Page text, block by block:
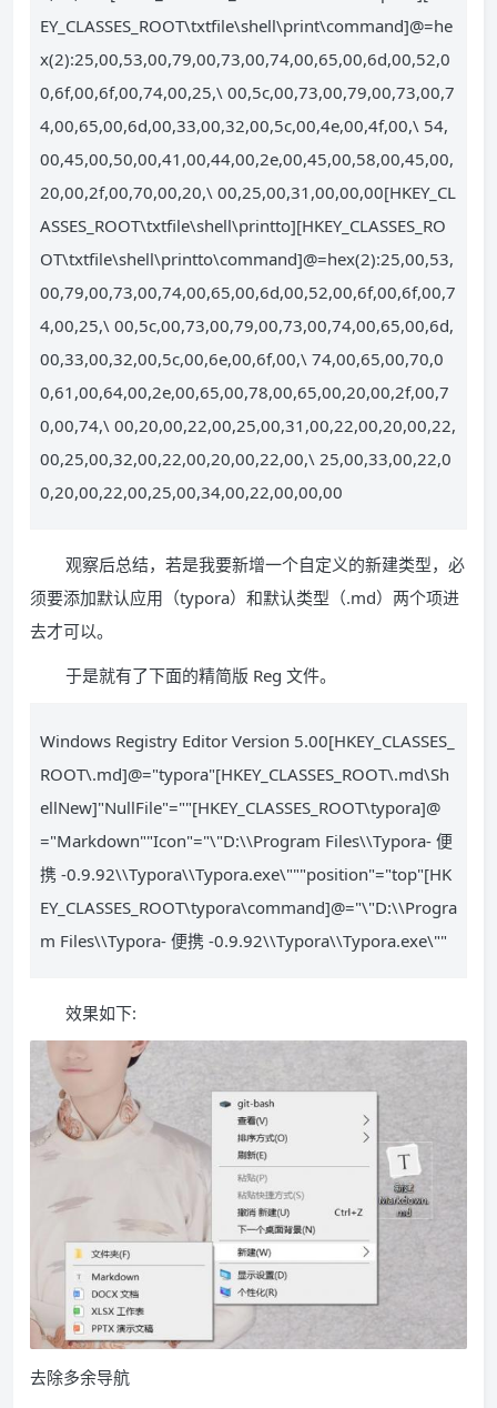
EY_CLASSES_ROOT\txtfile\shell\print\command]@=he
x(2):25,00,53,00,79,00,73,00,74,00,65,00,6d,00,52,0
0,6f,00,6f,00,74,00,25,\ 00,5c,00,73,00,79,00,73,00,7
4,00,65,00,6d,00,33,00,32,00,5c,00,4e,00,4f,00,\ 54,
00,45,00,50,00,41,00,44,00,2e,00,45,00,58,00,45,00,
20,00,2f,00,70,00,20,\ 00,25,00,31,00,00,00[HKEY_CL
ASSES_ROOT\txtfile\shell\printto][HKEY_CLASSES_RO
OT\txtfile\shell\printto\command]@=hex(2):25,00,53,
00,79,00,73,00,74,00,65,00,6d,00,52,00,6f,00,6f,00,7
4,00,25,\ 00,5c,00,73,00,79,00,73,00,74,00,65,00,6d,
00,33,00,32,00,5c,00,6e,00,6f,00,\ 74,00,65,00,70,0
0,61,00,64,00,2e,00,65,00,78,00,65,00,20,00,2f,00,7
0,00,74,\ 00,20,00,22,00,25,00,31,00,22,00,20,00,22,
00,25,00,32,00,22,00,20,00,22,00,\ 25,00,33,00,22,0
0,20,00,22,00,25,00,34,00,22,00,00,00
观察后总结，若是我要新增一个自定义的新建类型，必
须要添加默认应用（typora）和默认类型（.md）两个项进
去才可以。
于是就有了下面的精简版 Reg 文件。
Windows Registry Editor Version 5.00[HKEY_CLASSES_
ROOT\.md]@="typora"[HKEY_CLASSES_ROOT\.md\Sh
ellNew]"NullFile"=""[HKEY_CLASSES_ROOT\typora]@
="Markdown""Icon"="\"D:\\Program Files\\Typora- 便
携 -0.9.92\\Typora\\Typora.exe\"""position"="top"[HK
EY_CLASSES_ROOT\typora\command]@="\"D:\\Progra
m Files\\Typora- 便携 -0.9.92\\Typora\\Typora.exe\""
效果如下:
去除多余导航